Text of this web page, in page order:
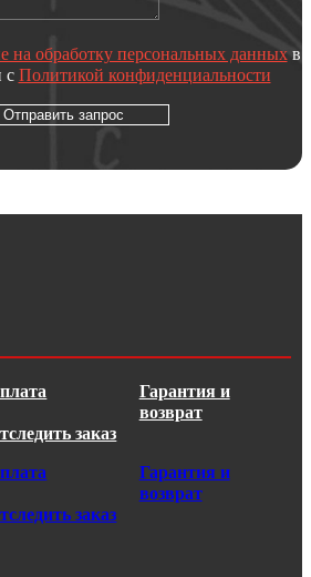
на обработку персональных данныхв
с Политикой конфиденциальности
Отправить запрос
Гарантия и
возврат
заказ
Гарантия и
возврат
заказ